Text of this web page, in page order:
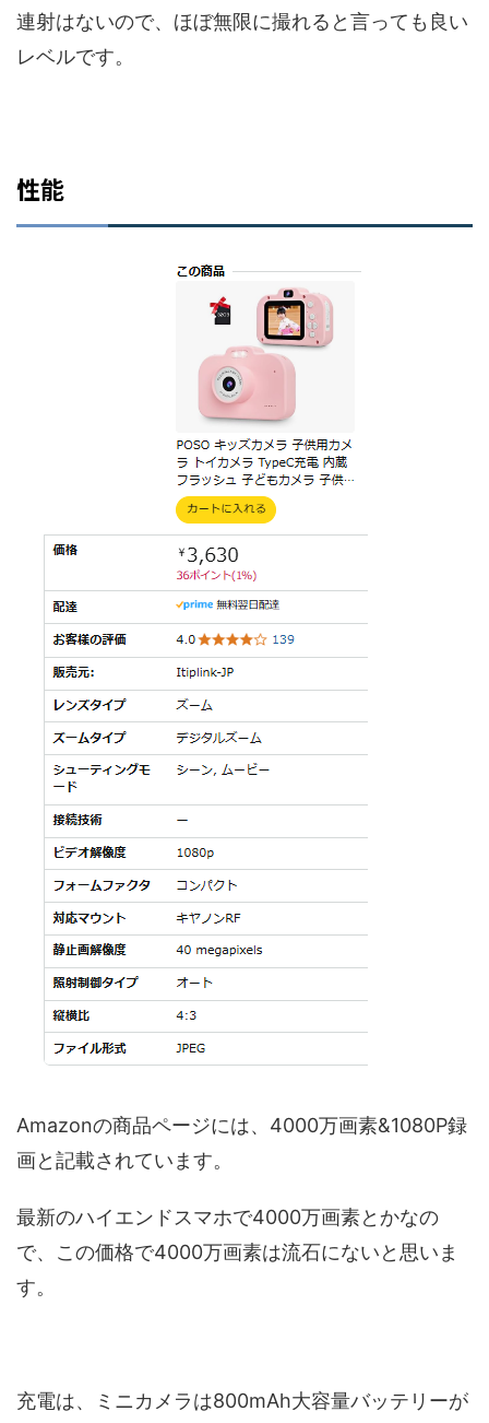
連射はないので、ほぼ無限に撮れると言っても良い
レベルです。
性能
Amazonの商品ページには、4000万画素&1080P録
画と記載されています。
最新のハイエンドスマホで4000万画素とかなの
で、この価格で4000万画素は流石にないと思いま
す。
充電は、ミニカメラは800mAh大容量バッテリーが